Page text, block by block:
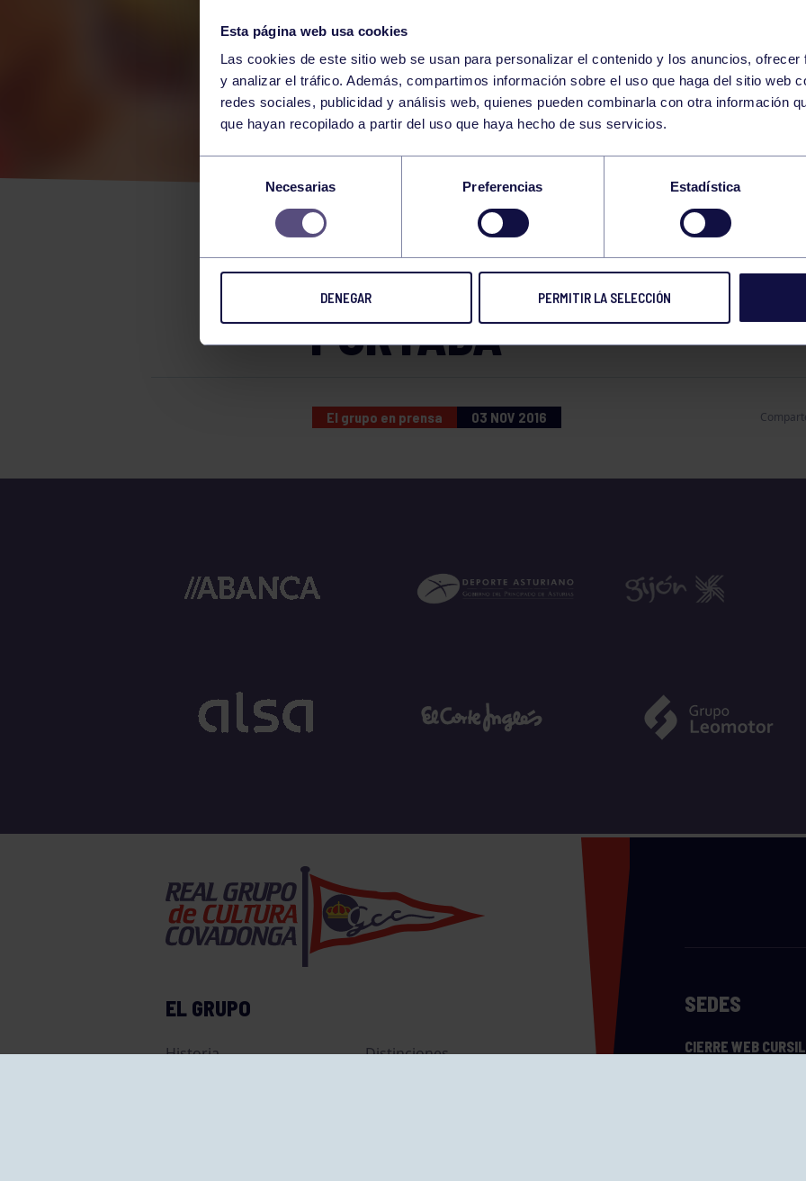
Esta página web usa cookies
Las cookies de este sitio web se usan para personalizar el contenido y los anuncios,
y analizar el tráfico. Además, compartimos información sobre el uso que haga del sitio web
redes sociales, publicidad y análisis web, quienes pueden combinarla con otra información
que hayan recopilado a partir del uso que haya hecho de sus servicios.
consentimiento
Necesarias Preferencias Estadística
DENEGAR PERMITIR LA SELECCIÓN
CORRIPIO VE «AVALADO
MEDITADO» PONER FIN
LITIGIO DE LA FUSIÓN
PORTADA
El grupo en prensa 03 NOV 2016
EL GRUPO
Historia
Distinciones
SEDES
CIERRE WEB